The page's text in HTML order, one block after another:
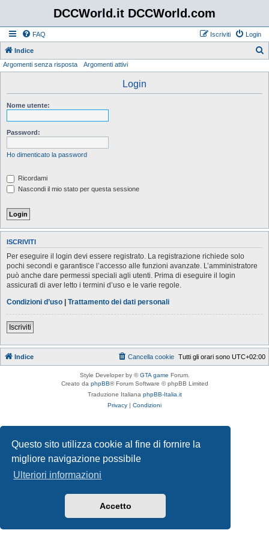
Questo sito utilizza cookie al fine di fornire la
migliore navigazione possibile
Ulteriori informazioni
Accetto
DCCWorld.it DCCWorld.com
FAQ Login
Iscriviti
Indice
Argomenti senza risposta Argomenti attivi
Login
Nome utente:
Password:
Ho dimenticato la password
Ricordami
Nascondi il mio stato per questa sessione
ISCRIVITI
Per eseguire il login devi essere registrato. La registrazione richiede solo
pochi secondi e garantisce l’accesso alle funzioni avanzate. L’amministratore
può anche dare permessi speciali agli utenti. Prima di eseguire il login
assicurati di aver letto i termini d’uso e le varie regole.
Condizioni d’uso | Trattamento dei dati personali
Iscriviti
Indice Tutti gli orari sono UTC+02:00
Cancella cookie
Style Developer by ©GTA game Forum.
Creato da phpBB® Forum Software © phpBB Limited
Traduzione Italiana phpBB-Italia.it
Privacy | Condizioni